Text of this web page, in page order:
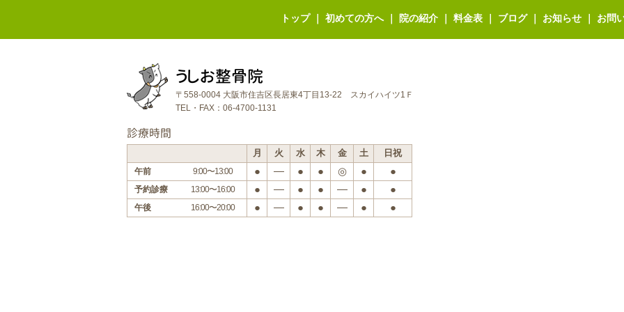
トップ｜ 初めての方へ｜ 院の紹介 料金表 ブログ｜ お知らせ お問
うしお整骨院
〒558-0004 大阪市住吉区長居東4丁目13-22 スカイハイツ1Ｆ
TEL・FAX：06-4700-1131
診療時間
月 火 水 木 金 土 日祝
午前 9:00〜13:00 ● ― ● ● ◎ ● ●
予約診療 13:00〜16:00 ● ― ● ● ― ● ●
午後 16:00〜20:00 ● ― ● ● ― ● ●